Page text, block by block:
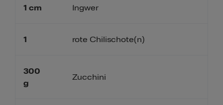
1 cm
1
300
g
Ingwer
rote Chilischote(n)
Zucchini